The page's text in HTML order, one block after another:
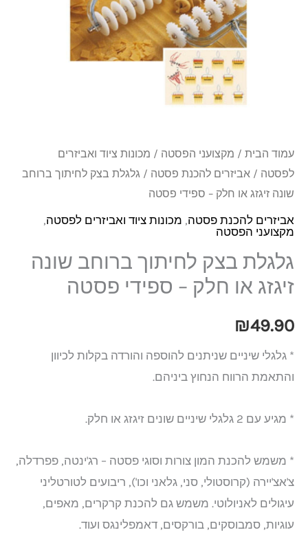
עמוד הבית / מקצועני הפסטה / מכונות ציוד ואביזרים
לפסטה / אביזרים להכנת פסטה / גלגלת בצק לחיתוך ברוחב
שונה זיגזג או חלק – ספידי פסטה
אביזרים להכנת פסטה, מכונות ציוד ואביזרים לפסטה,
מקצועני הפסטה
גלגלת בצק לחיתוך ברוחב שונה
זיגזג או חלק – ספידי פסטה
₪49.90
* גלגלי שיניים שניתנים להוספה והורדה בקלות לכיוון
והתאמת הרווח הנחוץ ביניהם.
* מגיע עם 2 גלגלי שיניים שונים זיגזג או חלק.
* משמש להכנת המון צורות וסוגי פסטה – רג'ינטה, פפרדלה,
צ'אצ'יירה (קרוסטולי, סני, גלאני וכו'), ריבועים לטורטליני
עיגולים לאניולוטי. משמש גם להכנת קרקרים, מאפים,
עוגיות, סמבוסקים, בורקסים, דאמפלינגס ועוד.
פסטה